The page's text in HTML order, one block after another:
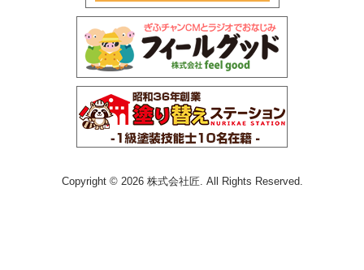
Copyright © 2026 株式会社匠. All Rights Reserved.